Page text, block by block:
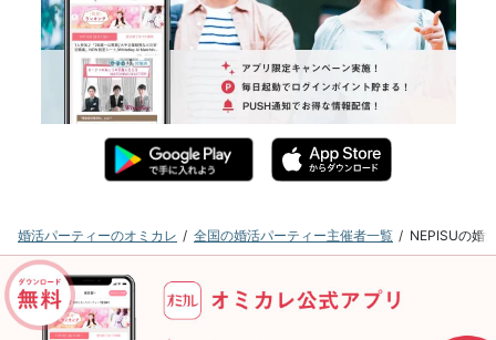
婚活パーティーのオミカレ 全国の婚活パーティー主催者一覧 NEPISUの婚